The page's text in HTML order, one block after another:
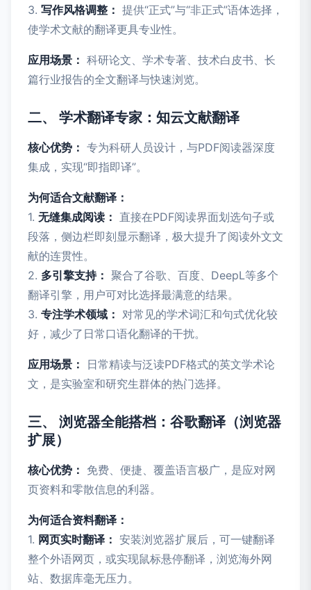
3. 写作风格调整： 提供“正式”与“非正式”语体选择，
使学术文献的翻译更具专业性。
应用场景： 科研论文、学术专著、技术白皮书、长
篇行业报告的全文翻译与快速浏览。
二、 学术翻译专家：知云文献翻译
核心优势： 专为科研人员设计，与PDF阅读器深度
集成，实现“即指即译”。
为何适合文献翻译：
1. 无缝集成阅读： 直接在PDF阅读界面划选句子或
段落，侧边栏即刻显示翻译，极大提升了阅读外文文
献的连贯性。
2. 多引擎支持： 聚合了谷歌、百度、DeepL等多个
翻译引擎，用户可对比选择最满意的结果。
3. 专注学术领域： 对常见的学术词汇和句式优化较
好，减少了日常口语化翻译的干扰。
应用场景：
日常精读与泛读PDF格式的英文学术论
文，是实验室和研究生群体的热门选择。
三、 浏览器全能搭档：谷歌翻译（浏览器
扩展）
核心优势： 免费、便捷、覆盖语言极广，是应对网
页资料和零散信息的利器。
为何适合资料翻译：
1. 网页实时翻译： 安装浏览器扩展后，可一键翻译
整个外语网页，或实现鼠标悬停翻译，浏览海外网
站、数据库毫无压力。